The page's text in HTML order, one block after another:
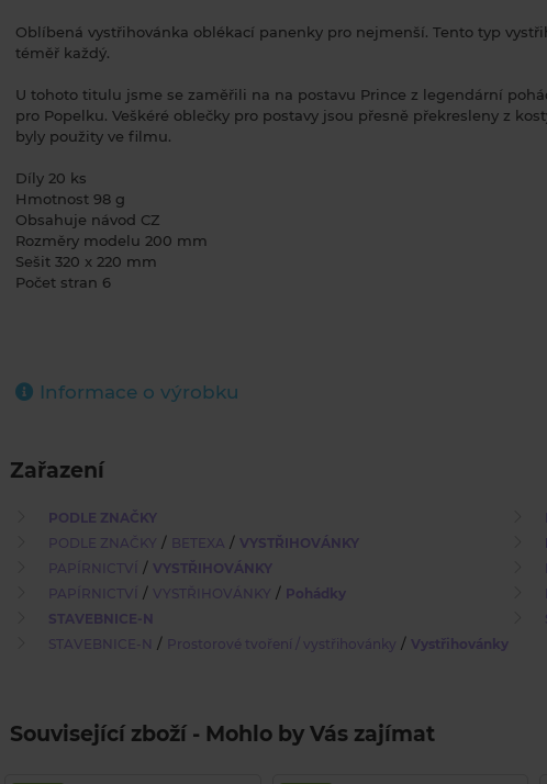
Oblíbená vystřihovánka oblékací panenky pro nejmenší. Tento typ
téměř každý.
U tohoto titulu jsme se zaměřili na na postavu Prince z legendární
pro Popelku. Veškéré oblečky pro postavy jsou přesně překresleny z
byly použity ve filmu.
Díly 20 ks
Hmotnost 98 g
Obsahuje návod CZ
Rozměry modelu 200 mm
Sešit 320 x 220 mm
Počet stran 6
Informace o výrobku
Zařazení
PODLE ZNAČKY
PODLE ZNAČKY / BETEXA / VYSTŘIHOVÁNKY
PAPÍRNICTVÍ / VYSTŘIHOVÁNKY
PAPÍRNICTVÍ / VYSTŘIHOVÁNKY / Pohádky
STAVEBNICE-N
STAVEBNICE-N / Prostorové tvoření / vystřihovánky / Vystřihovánky
Související zboží - Mohlo by Vás zajímat